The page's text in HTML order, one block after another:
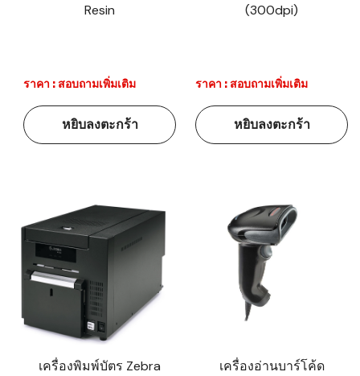
Resin
ราคา : สอบถามเพิ่มเติม
หยิบลงตะกร้า
(300dpi)
ราคา : สอบถามเพิ่มเติม
หยิบลงตะกร้า
เครื่องพิมพ์บัตร Zebra
เครื่องอ่านบาร์โค้ด